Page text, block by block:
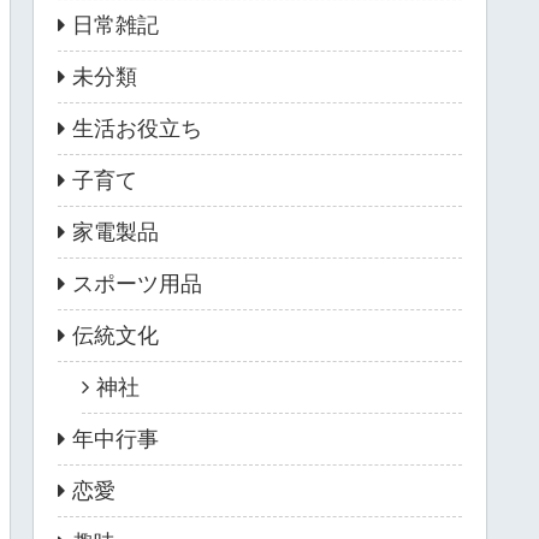
日常雑記
未分類
生活お役立ち
子育て
家電製品
スポーツ用品
伝統文化
神社
年中行事
恋愛